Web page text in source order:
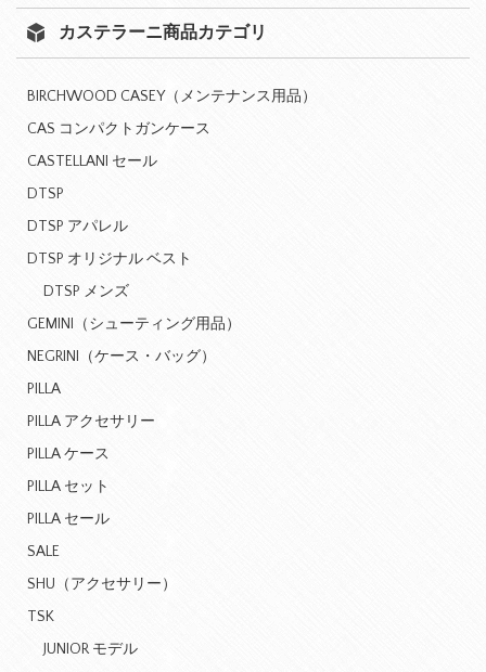
カステラーニ商品カテゴリ
BIRCHWOOD CASEY（メンテナンス用品）
CAS コンパクトガンケース
CASTELLANI セール
DTSP
DTSP アパレル
DTSP オリジナル ベスト
DTSP メンズ
GEMINI（シューティング用品）
NEGRINI（ケース・バッグ）
PILLA
PILLA アクセサリー
PILLA ケース
PILLA セット
PILLA セール
SALE
SHU（アクセサリー）
TSK
JUNIOR モデル